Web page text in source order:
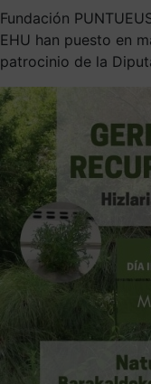
Fundación
EHU han puesto en
patrocinio de la